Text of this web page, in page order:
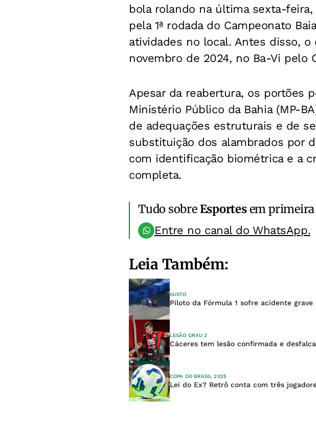
bola rolando na última sexta-
pela 1ª rodada do Campeonato
atividades no local. Antes disso,
novembro de 2024, no Ba-Vi pelo
Apesar da reabertura, os portões
Ministério Público da Bahia (MP-
de adequações estruturais e de
substituição dos alambrados por
com identificação biométrica e a
completa.
Tudo sobreEsportesem primeira
Entre no canal do WhatsApp.
Leia Também:
SUSTO
Piloto da Fórmula 1 sofre acidente
LESÃO GRAU 2
Cáceres tem lesão confirmada e
COPA DO BRASIL 2025
Lei do Ex? Retrô conta com três